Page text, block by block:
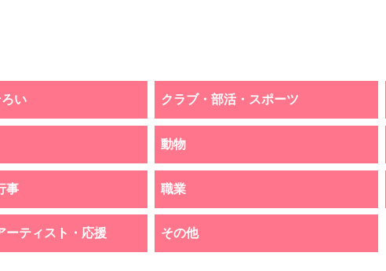
い クラブ・部活・スポーツ
動物
事 職業
ーティスト・応援 その他